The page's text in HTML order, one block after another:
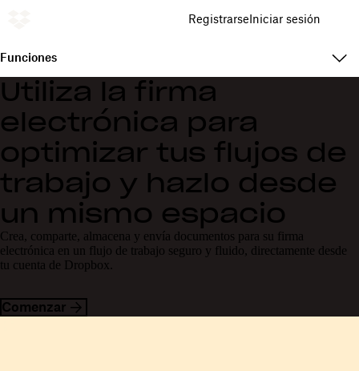
RegistrarseIniciar sesión
Funciones
Utiliza la firma
electrónica para
optimizar tus flujos de
trabajo y hazlo desde
un mismo espacio
Crea, comparte, almacena y envía documentos para su firma
electrónica en un flujo de trabajo seguro y fluido, directamente desde
tu cuenta de Dropbox.
Comenzar